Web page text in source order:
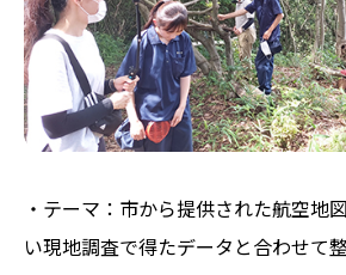
・テーマ：市から提供された航空地
い現地調査で得たデータと合わせて